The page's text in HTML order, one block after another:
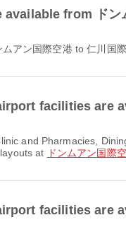
from ドン
アン国際空港 to 仁川国際
facilities are
at
ドンムアン国際
facilities are